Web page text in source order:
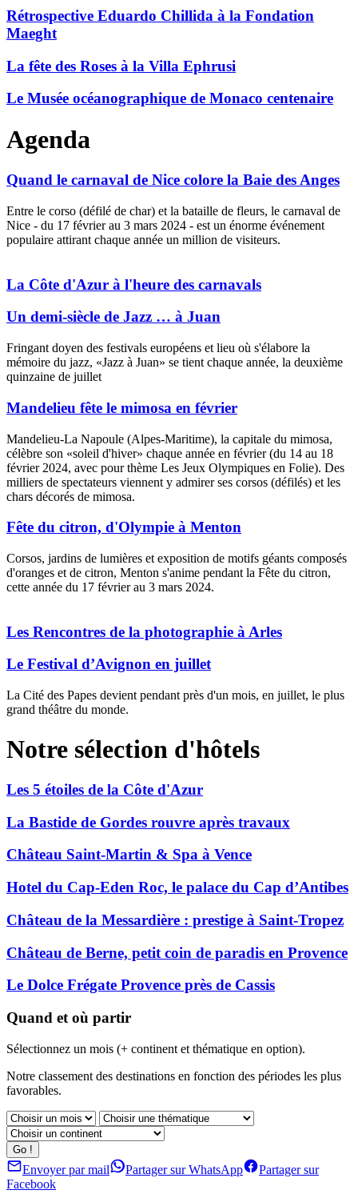
Rétrospective Eduardo Chillida à la Fondation
Maeght
La fête des Roses à la Villa Ephrusi
Le Musée océanographique de Monaco centenaire
Agenda
Quand le carnaval de Nice colore la Baie des Anges
Entre le corso (défilé de char) et la bataille de fleurs, le carnaval de
Nice - du 17 février au 3 mars 2024 - est un énorme événement
populaire attirant chaque année un million de visiteurs.
romance to enrich.
La Côte d'Azur à l'heure des carnavals
Un demi-siècle de Jazz … à Juan
Fringant doyen des festivals européens et lieu où s'élabore la
mémoire du jazz, «Jazz à Juan» se tient chaque année, la deuxième
quinzaine de juillet
Mandelieu fête le mimosa en février
Mandelieu-La Napoule (Alpes-Maritime), la capitale du mimosa,
célèbre son «soleil d'hiver» chaque année en février (du 14 au 18
février 2024, avec pour thème Les Jeux Olympiques en Folie). Des
milliers de spectateurs viennent y admirer ses corsos (défilés) et les
chars décorés de mimosa.
Fête du citron, d'Olympie à Menton
Corsos, jardins de lumières et exposition de motifs géants composés
d'oranges et de citron, Menton s'anime pendant la Fête du citron,
cette année du 17 février au 3 mars 2024.
necessario preparare una sorpresa perrepliche rolexil proprio
partner.
Les Rencontres de la photographie à Arles
Le Festival d’Avignon en juillet
La Cité des Papes devient pendant près d'un mois, en juillet, le plus
grand théâtre du monde.
Notre sélection d'hôtels
Les 5 étoiles de la Côte d'Azur
La Bastide de Gordes rouvre après travaux
Château Saint-Martin & Spa à Vence
Hotel du Cap-Eden Roc, le palace du Cap d’Antibes
Château de la Messardière : prestige à Saint-Tropez
Château de Berne, petit coin de paradis en Provence
Le Dolce Frégate Provence près de Cassis
Quand et où partir
Sélectionnez un mois (+ continent et thématique en option).
Notre classement des destinations en fonction des périodes les plus
favorables.
Envoyer par mail Partager sur WhatsApp
Partager sur
Facebook